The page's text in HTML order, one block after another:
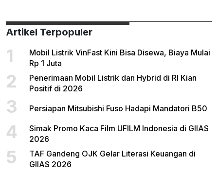
Artikel Terpopuler
1
Mobil Listrik VinFast Kini Bisa Disewa, Biaya Mulai
Rp 1 Juta
2
Penerimaan Mobil Listrik dan Hybrid di RI Kian
Positif di 2026
3 Persiapan Mitsubishi Fuso Hadapi Mandatori B50
4
Simak Promo Kaca Film UFILM Indonesia di GIIAS
2026
5
TAF Gandeng OJK Gelar Literasi Keuangan di
GIIAS 2026